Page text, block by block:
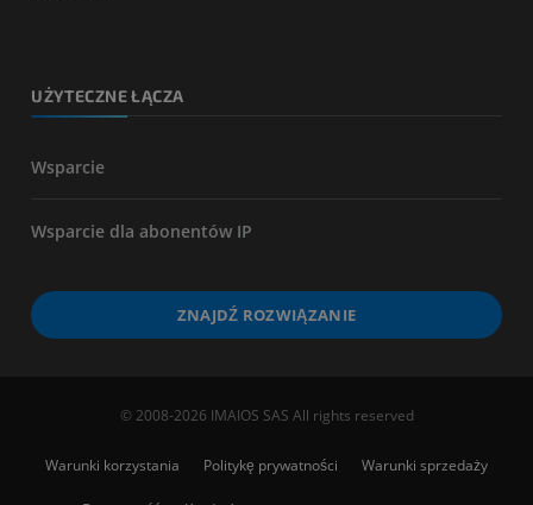
UŻYTECZNE ŁĄCZA
Wsparcie
Wsparcie dla abonentów IP
ZNAJDŹ ROZWIĄZANIE
© 2008-2026 IMAIOS SAS All rights reserved
Warunki korzystania Politykę prywatności Warunki sprzedaży